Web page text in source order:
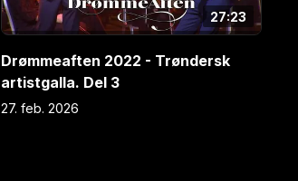
27:23
Drømmeaften 2022 - Trøndersk
artistgalla. Del 3
27. feb. 2026